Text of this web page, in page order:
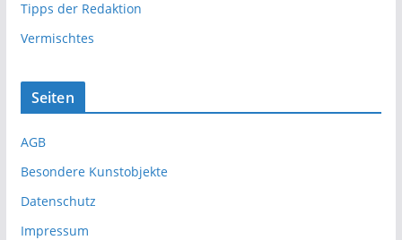
Tipps der Redaktion
Vermischtes
Seiten
AGB
Besondere Kunstobjekte
Datenschutz
Impressum